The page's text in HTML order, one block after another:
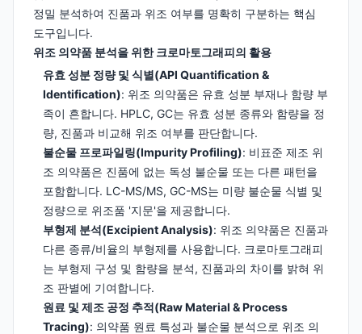
정밀 분석하여 진품과 위조 여부를 명확히 구분하는 핵심
도구입니다.
위조 의약품 분석을 위한 크로마토그래피의 활용
유효 성분 정량 및 식별(API Quantification &
Identification): 위조 의약품은 유효 성분 부재나 함량 부
족이 흔합니다. HPLC, GC는 유효 성분 종류와 함량을 정
량, 진품과 비교해 위조 여부를 판단합니다.
불순물 프로파일링(Impurity Profiling): 비표준 제조 위
조 의약품은 진품에 없는 독성 불순물 또는 다른 패턴을
포함합니다. LC-MS/MS, GC-MS는 미량 불순물 식별 및
정량으로 위조품 '지문'을 제공합니다.
부형제 분석(Excipient Analysis): 위조 의약품은 진품과
다른 종류/비율의 부형제를 사용합니다. 크로마토그래피
는 부형제 구성 및 함량을 분석, 진품과의 차이를 밝혀 위
조 판별에 기여합니다.
원료 및 제조 공정 추적(Raw Material & Process
Tracing): 의약품 원료 특성과 불순물 분석으로 위조 의